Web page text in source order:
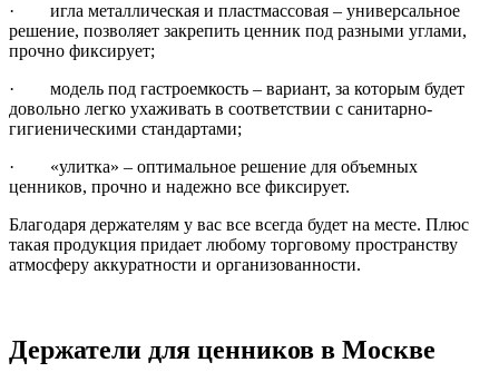
· игла металлическая и пластмассовая – универсальное
решение, позволяет закрепить ценник под разными углами,
прочно фиксирует;
· модель под гастроемкость – вариант, за которым будет
довольно легко ухаживать в соответствии с санитарно-
гигиеническими стандартами;
· «улитка» – оптимальное решение для объемных
ценников, прочно и надежно все фиксирует.
Благодаря держателям у вас все всегда будет на месте. Плюс
такая продукция придает любому торговому пространству
атмосферу аккуратности и организованности.
Держатели для ценников в Москве